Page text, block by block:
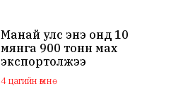
Манай улс энэ онд 10
мянга 900 тонн мах
экспортолжээ
4 цагийн өмнө